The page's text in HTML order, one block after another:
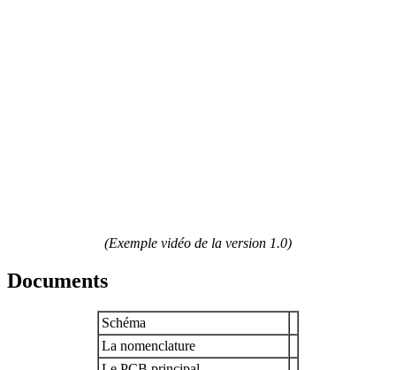
(Exemple vidéo de la version 1.0)
Documents
Schéma
La nomenclature